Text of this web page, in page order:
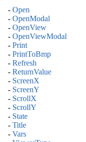
- Open
- OpenModal
- OpenView
- OpenViewModal
- Print
- PrintToBmp
- Refresh
- ReturnValue
- ScreenX
- ScreenY
- ScrollX
- ScrollY
- State
- Title
- Vars